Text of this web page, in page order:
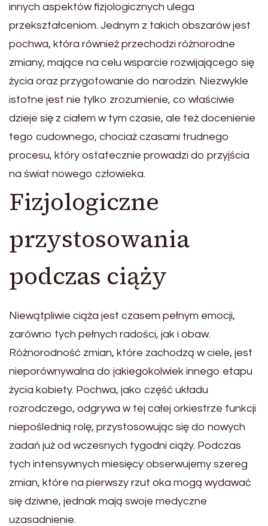
innych aspektów fizjologicznych ulega
przekształceniom. Jednym z takich obszarów jest
pochwa, która również przechodzi różnorodne
zmiany, mające na celu wsparcie rozwijającego się
życia oraz przygotowanie do narodzin. Niezwykle
istotne jest nie tylko zrozumienie, co właściwie
dzieje się z ciałem w tym czasie, ale też docenienie
tego cudownego, chociaż czasami trudnego
procesu, który ostatecznie prowadzi do przyjścia
na świat nowego człowieka.
Fizjologiczne
przystosowania
podczas ciąży
Niewątpliwie ciąża jest czasem pełnym emocji,
zarówno tych pełnych radości, jak i obaw.
Różnorodność zmian, które zachodzą w ciele, jest
nieporównywalna do jakiegokolwiek innego etapu
życia kobiety. Pochwa, jako część układu
rozrodczego, odgrywa w tej całej orkiestrze funkcji
niepoślednią rolę, przystosowując się do nowych
zadań już od wczesnych tygodni ciąży. Podczas
tych intensywnych miesięcy obserwujemy szereg
zmian, które na pierwszy rzut oka mogą wydawać
się dziwne, jednak mają swoje medyczne
uzasadnienie.